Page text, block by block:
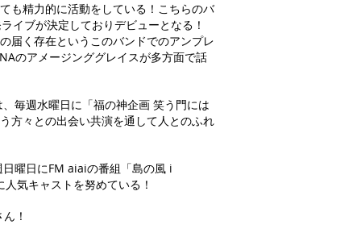
も精力的に活動をしている！こちらのバ
イブが決定しておりデビューとなる！
届く存在というこのバンドでのアンプレ
のアメージンググレイスが多方面で話
毎週水曜日に「福の神企画 笑う門には
方々との出会い共演を通して人とのふれ
曜日にFM aiaiの番組「島の風 i
気キャストを努めている！
！